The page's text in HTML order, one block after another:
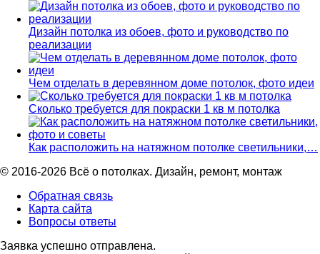
Дизайн потолка из обоев, фото и руководство по
реализации
Чем отделать в деревянном доме потолок, фото идеи
Сколько требуется для покраски 1 кв м потолка
Как расположить на натяжном потолке светильники,…
© 2016-2026 Всё о потолках. Дизайн, ремонт, монтаж
Обратная связь
Карта сайта
Вопросы ответы
Заявка успешно отправлена.